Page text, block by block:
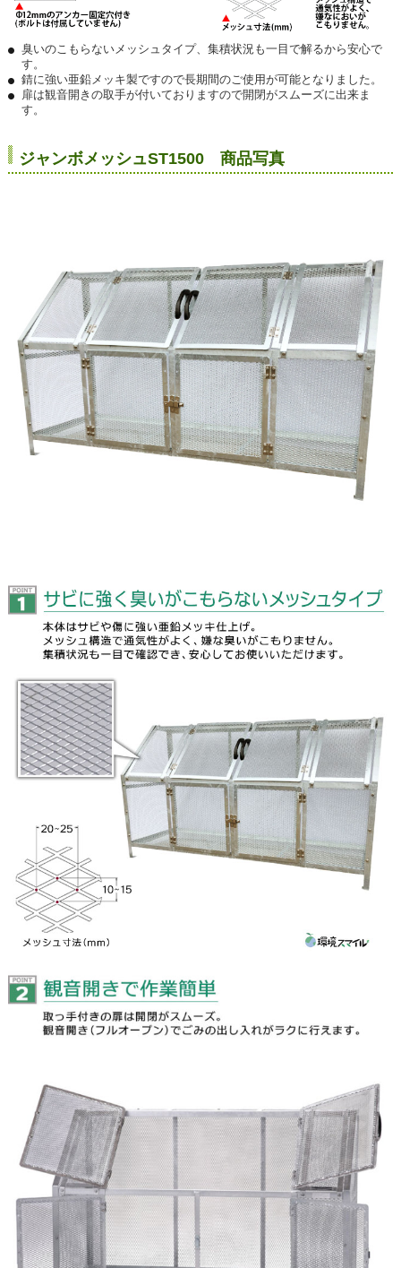
臭いのこもらないメッシュタイプ、集積状況も一目で解るから安心で
す。
錆に強い亜鉛メッキ製ですので長期間のご使用が可能となりました。
扉は観音開きの取手が付いておりますので開閉がスムーズに出来ま
す。
ジャンボメッシュST1500 商品写真